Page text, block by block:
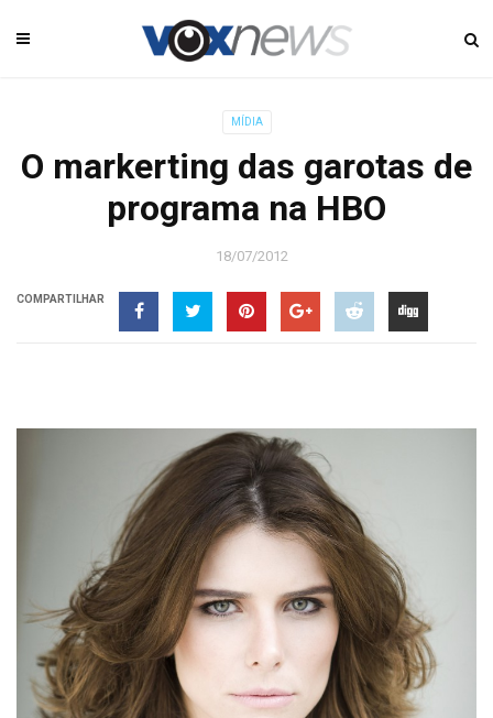
MÍDIA
O markerting das garotas de
programa na HBO
18/07/2012
COMPARTILHAR